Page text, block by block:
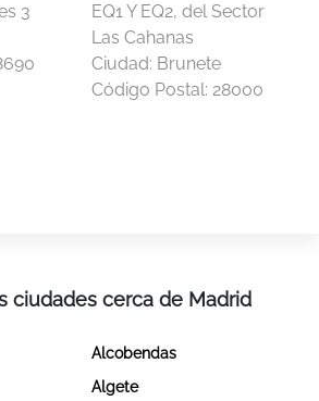
3
EQ1 Y EQ2, del Sector
Las Cahanas
Ciudad: Brunete
Código Postal: 28000
ciudades cerca de Madrid
Alcobendas
Algete